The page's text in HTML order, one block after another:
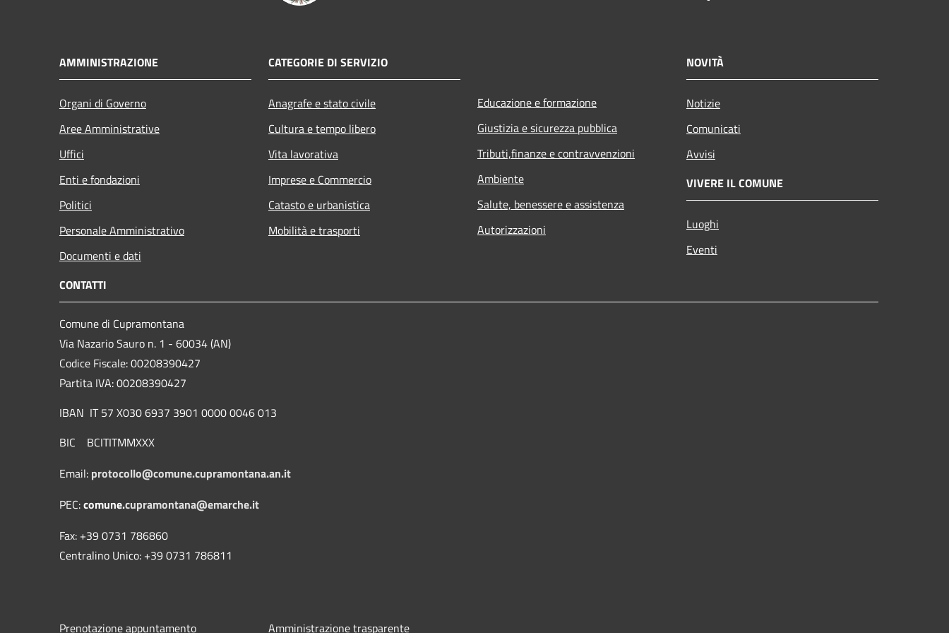
AMMINISTRAZIONE
Organi di Governo
Aree Amministrative
Uffici
Enti e fondazioni
Politici
Personale Amministrativo
Documenti e dati
CATEGORIE DI SERVIZIO
Anagrafe e stato civile
Cultura e tempo libero
Vita lavorativa
Imprese e Commercio
Catasto e urbanistica
Mobilità e trasporti
Educazione e formazione
Giustizia e sicurezza pubblica
Tributi,finanze e contravvenzioni
Ambiente
Salute, benessere e assistenza
Autorizzazioni
NOVITÀ
Notizie
Comunicati
Avvisi
VIVERE IL COMUNE
Luoghi
Eventi
CONTATTI
Comune di Cupramontana
Via Nazario Sauro n. 1 - 60034 (AN)
Codice Fiscale: 00208390427
Partita IVA: 00208390427
IBAN IT 57 X030 6937 3901 0000 0046 013
BIC BCITITMMXXX
Email: protocollo@comune.cupramontana.an.it
PEC:comune.cupramontana@emarche.it
Fax: +39 0731 786860
Centralino Unico: +39 0731 786811
Prenotazione appuntamento Amministrazione trasparente